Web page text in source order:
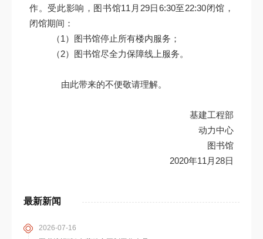
最新新闻
2026-07-16
作。受此影响，图书馆11月29日6:30至22:30闭馆，
闭馆期间：
（1）图书馆停止所有楼内服务；
（2）图书馆尽全力保障线上服务。
由此带来的不便敬请理解。
基建工程部
动力中心
图书馆
2020年11月28日